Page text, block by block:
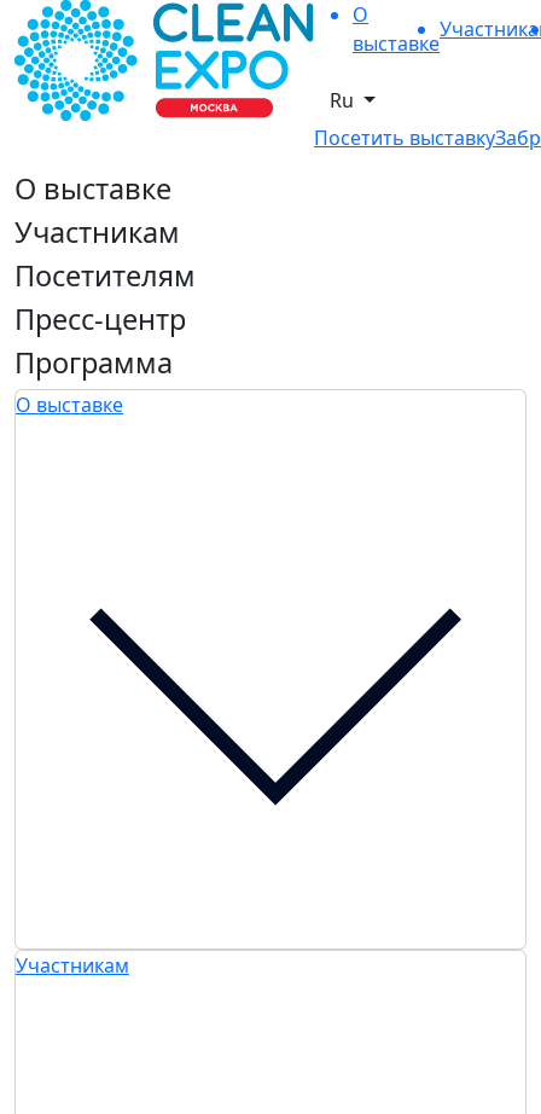
О
выставке
Ru
Посетить выставку
О выставке
Участникам
Посетителям
Пресс-центр
Программа
О выставке
Участникам